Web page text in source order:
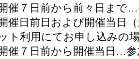
催７日前から前々日まで
催日前日および開催当日
ト利用にてお申し込みの
催７日前から開催当日…